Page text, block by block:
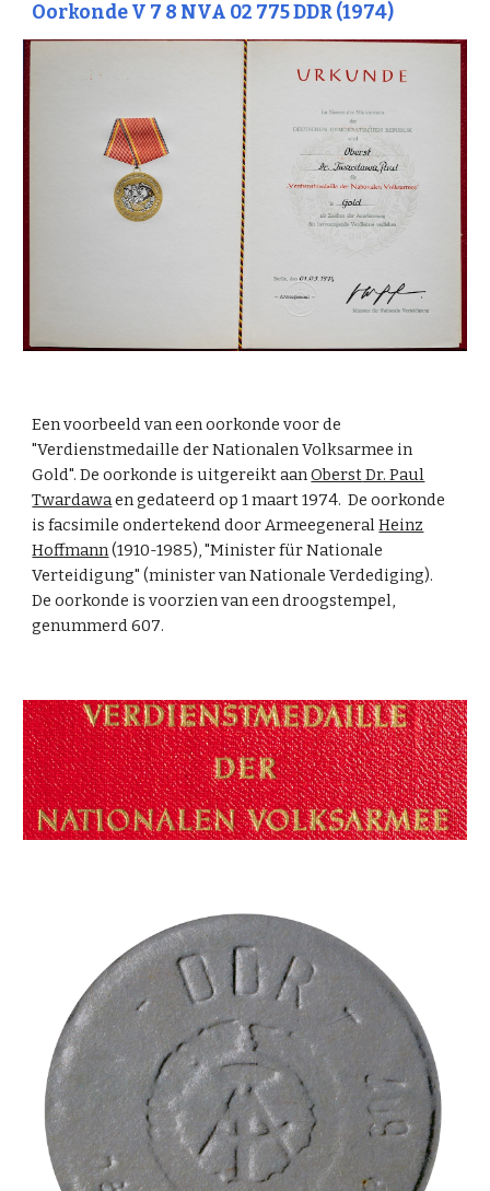
Oorkonde V 7 8 NVA 02 775 DDR (1974)
Een voorbeeld van een oorkonde voor de
"Verdienstmedaille der Nationalen Volksarmee in
Gold". De oorkonde is uitgereikt aanOberstDr. Paul
Twardawaen gedateerd op1 maart 1974.De oorkonde
is facsimile ondertekend door ArmeegeneralHeinz
Hoffmann(1910-1985), "Minister für Nationale
Verteidigung" (minister van Nationale Verdediging).
De oorkonde is voorzien van een droogstempel,
genummerd607.